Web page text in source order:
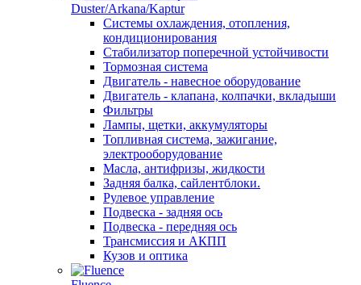
Duster/Arkana/Kaptur
Системы охлаждения, отопления,
кондиционирования
Стабилизатор поперечной устойчивости
Тормозная система
Двигатель - навесное оборудование
Двигатель - клапана, колпачки, вкладыши
Фильтры
Лампы, щетки, аккумуляторы
Топливная система, зажигание,
электрооборудование
Масла, антифризы, жидкости
Задняя балка, сайлентблоки.
Рулевое управление
Подвеска - задняя ось
Подвеска - передняя ось
Трансмиссия и АКПП
Кузов и оптика